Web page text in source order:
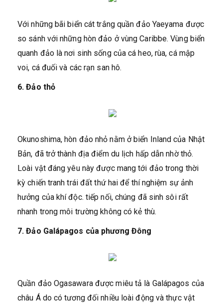
Với những bãi biển cát trắng quần đảo Yaeyama được
so sánh với những hòn đảo ở vùng Caribbe. Vùng biển
quanh đảo là nơi sinh sống của cá heo, rùa, cá mập
voi, cá đuối và các rạn san hô.
6. Đảo thỏ
Okunoshima, hòn đảo nhỏ nằm ở biển Inland của Nhật
Bản, đã trở thành địa điểm du lịch hấp dẫn nhờ thỏ.
Loài vật đáng yêu này được mang tới đảo trong thời
kỳ chiến tranh trái đất thứ hai để thí nghiệm sự ảnh
hưởng của khí độc. tiếp nối, chúng đã sinh sôi rất
nhanh trong môi trường không có kẻ thù.
7. Đảo Galápagos của phương Đông
Quần đảo Ogasawara được miêu tả là Galápagos của
châu Á do có tương đối nhiều loài động và thực vật